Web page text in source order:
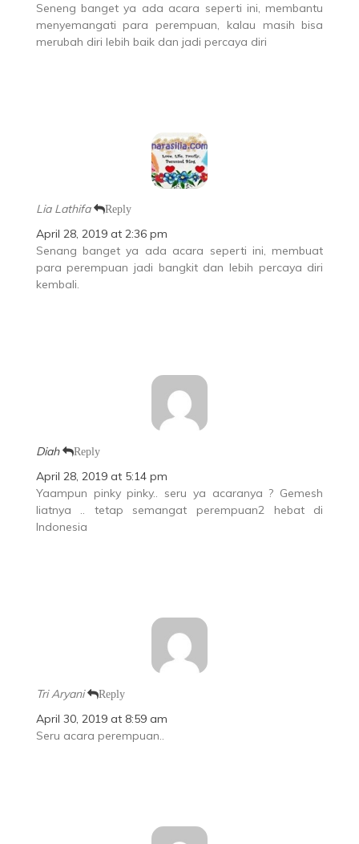
Seneng banget ya ada acara seperti ini, membantu
menyemangati para perempuan, kalau masih bisa
merubah diri lebih baik dan jadi percaya diri
Lia Lathifa Reply
April 28, 2019 at 2:36 pm
Senang banget ya ada acara seperti ini, membuat
para perempuan jadi bangkit dan lebih percaya diri
kembali.
Diah Reply
April 28, 2019 at 5:14 pm
Yaampun pinky pinky.. seru ya acaranya ? Gemesh
liatnya .. tetap semangat perempuan2 hebat di
Indonesia
Tri Aryani Reply
April 30, 2019 at 8:59 am
Seru acara perempuan..